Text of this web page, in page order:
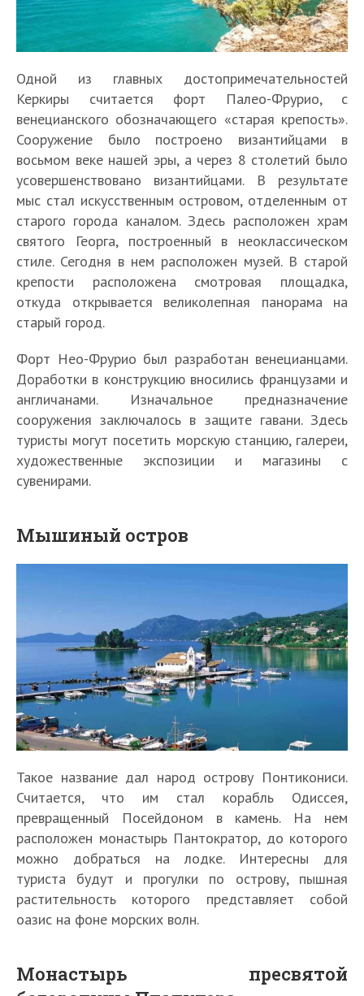
Одной из главных достопримечательностей
Керкиры считается форт Палео-Фрурио, с
венецианского обозначающего «старая крепость».
Сооружение было построено византийцами в
восьмом веке нашей эры, а через 8 столетий было
усовершенствовано византийцами. В результате
мыс стал искусственным островом, отделенным от
старого города каналом. Здесь расположен храм
святого Георга, построенный в неоклассическом
стиле. Сегодня в нем расположен музей. В старой
крепости расположена смотровая площадка,
откуда открывается великолепная панорама на
старый город.
Форт Нео-Фрурио был разработан венецианцами.
Доработки в конструкцию вносились французами и
англичанами. Изначальное предназначение
сооружения заключалось в защите гавани. Здесь
туристы могут посетить морскую станцию, галереи,
художественные экспозиции и магазины с
сувенирами.
Мышиный остров
Такое название дал народ острову Понтикониси.
Считается, что им стал корабль Одиссея,
превращенный Посейдоном в камень. На нем
расположен монастырь Пантократор, до которого
можно добраться на лодке. Интересны для
туриста будут и прогулки по острову, пышная
растительность которого представляет собой
оазис на фоне морских волн.
Монастырь пресвятой